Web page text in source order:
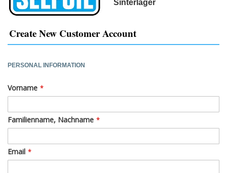
Sinterlager
Create New Customer Account
PERSONAL INFORMATION
Vorname
Familienname, Nachname
Email